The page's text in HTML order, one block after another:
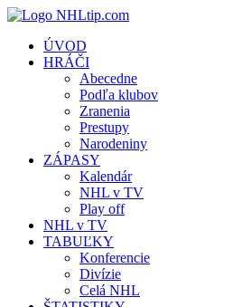
ÚVOD
HRÁČI
Abecedne
Podľa klubov
Zranenia
Prestupy
Narodeniny
ZÁPASY
Kalendár
NHL v TV
Play off
NHL v TV
TABUĽKY
Konferencie
Divízie
Celá NHL